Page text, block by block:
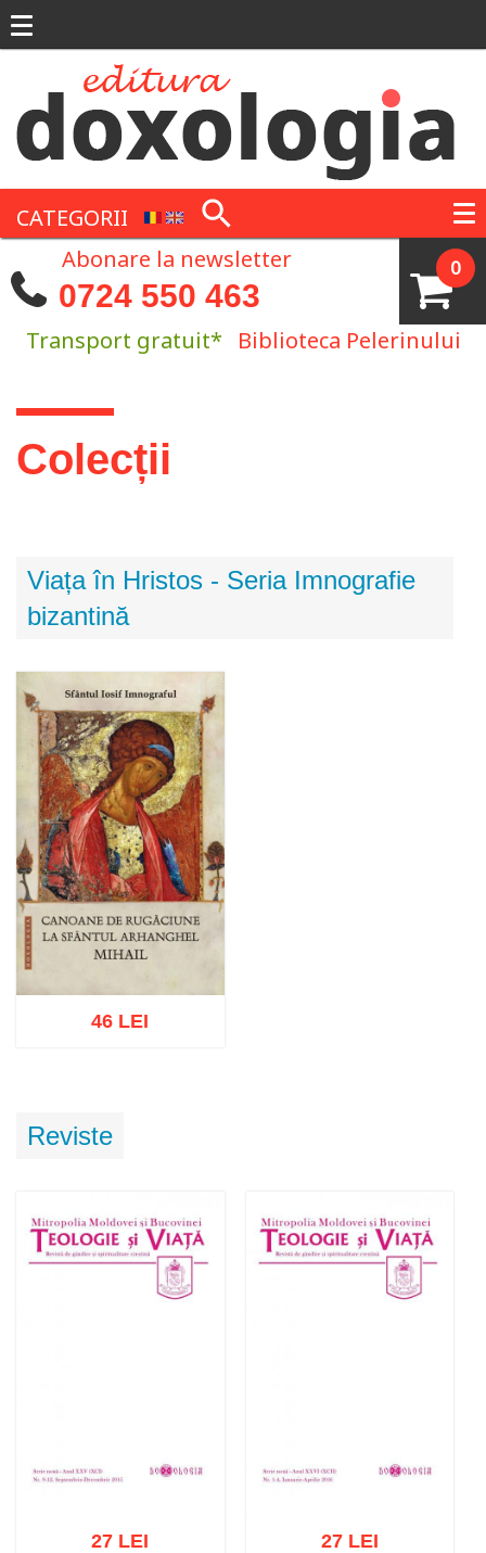
CATEGORII
0
Abonare la newsletter
0724 550 463
Transport gratuit* Biblioteca Pelerinului
Eşti aici
Colecții
Viața în Hristos - Seria Imnografie
bizantină
46 LEI
Reviste
27 LEI 27 LEI